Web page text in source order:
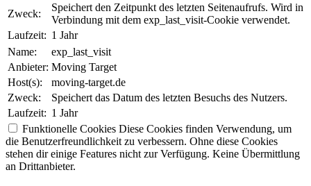
Zweck:
Speichert den Zeitpunkt des letzten Seitenaufrufs. Wird in
Verbindung mit dem exp_last_visit-Cookie verwendet.
Laufzeit: 1 Jahr
Name:
exp_last_visit
Anbieter: Moving Target
Host(s):
moving-target.de
Zweck:
Speichert das Datum des letzten Besuchs des Nutzers.
Laufzeit: 1 Jahr
Funktionelle Cookies Diese Cookies finden Verwendung, um
die Benutzerfreundlichkeit zu verbessern. Ohne diese Cookies
stehen dir einige Features nicht zur Verfügung. Keine Übermittlung
an Drittanbieter.